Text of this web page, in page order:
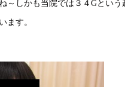
～しかも当院では３４Gとい
ます。